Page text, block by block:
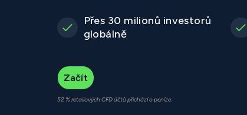
Přes 30 milionů investorů
globálně
Začít
52 % retailových CFD účtů přichází o peníze.